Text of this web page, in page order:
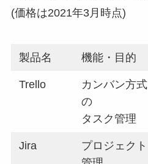
(価格は2021年3月時点)
製品名 機能・目的
Trello
カンバン方式
の
タスク管理
Jira
プロジェクト